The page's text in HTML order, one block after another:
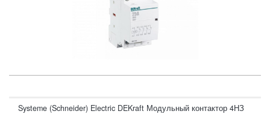
Systeme (Schneider) Electric DEKraft Модульный контактор 4НЗ